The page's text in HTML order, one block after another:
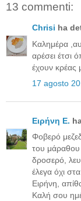
13 commenti:
Chrisi ha
Καλημέρα
αρέσει έτσι
έχουν κρέας
17 agosto
Ειρήνη Ε.
Φοβερό
του μάραθου
δροσερό,
έλεγα όχι
Ειρήνη,
Καλή σου